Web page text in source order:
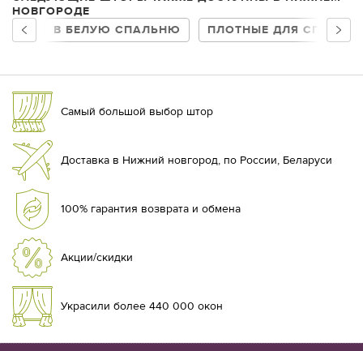
НОВГОРОДЕ
В БЕЛУЮ СПАЛЬНЮ
ПЛОТНЫЕ ДЛЯ
Самый большой выбор штор
Доставка в Нижний новгород, по России, Беларуси
100% гарантия возврата и обмена
Акции/скидки
Украсили более 440 000 окон